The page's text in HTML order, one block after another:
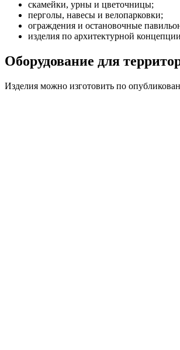
скамейки, урны и цветочницы;
перголы, навесы и велопарковки;
ограждения и остановочные
изделия по архитектурной
Оборудование для
Изделия можно изготовить по